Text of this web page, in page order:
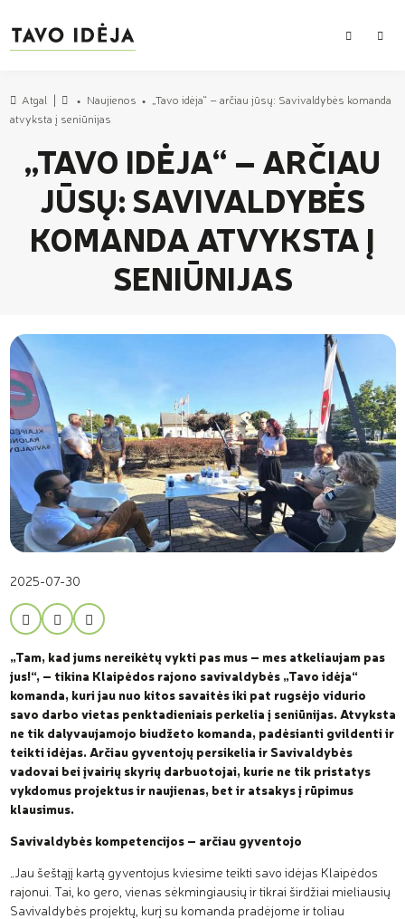
PAIEŠKA
Atgal
Pradžia
Naujienos
„Tavo idėja“ – arčiau jūsų: Savivaldybės komanda
atvyksta į seniūnijas
„TAVO IDĖJA“ – ARČIAU
JŪSŲ: SAVIVALDYBĖS
KOMANDA ATVYKSTA Į
SENIŪNIJAS
2025-07-30
„Tam, kad jums nereikėtų vykti pas mus – mes atkeliaujam pas
jus!“, – tikina Klaipėdos rajono savivaldybės „Tavo idėja“
komanda, kuri jau nuo kitos savaitės iki pat rugsėjo vidurio
savo darbo vietas penktadieniais perkelia į seniūnijas. Atvyksta
ne tik dalyvaujamojo biudžeto komanda, padėsianti gvildenti ir
teikti idėjas. Arčiau gyventojų persikelia ir Savivaldybės
vadovai bei įvairių skyrių darbuotojai, kurie ne tik pristatys
vykdomus projektus ir naujienas, bet ir atsakys į rūpimus
klausimus.
Savivaldybės kompetencijos – arčiau gyventojo
„Jau šeštąjį kartą gyventojus kviesime teikti savo idėjas Klaipėdos
rajonui. Tai, ko gero, vienas sėkmingiausių ir tikrai širdžiai mieliausių
Savivaldybės projektų, kurį su komanda pradėjome ir toliau